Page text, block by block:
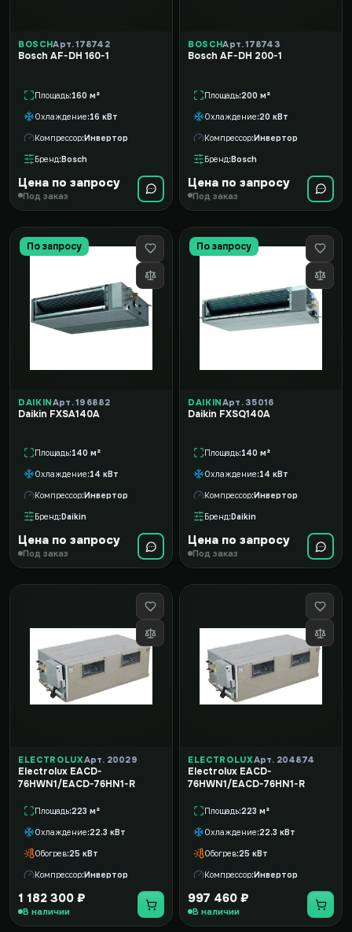
BOSCHАрт. 178742
Bosch AF-DH 160-1
Площадь 160 м²
Охлаждение 16 кВт
Компрессор Инвертор
Бренд Bosch
Цена по запросу
Под заказ
BOSCHАрт. 178743
Bosch AF-DH 200-1
Площадь 200 м²
Охлаждение 20 кВт
Компрессор Инвертор
Бренд Bosch
Цена по запросу
Под заказ
По запросу
DAIKINАрт. 196882
Daikin FXSA140A
Площадь 140 м²
Охлаждение 14 кВт
Компрессор Инвертор
Бренд Daikin
Цена по запросу
Под заказ
По запросу
DAIKINАрт. 35016
Daikin FXSQ140A
Площадь 140 м²
Охлаждение 14 кВт
Компрессор Инвертор
Бренд Daikin
Цена по запросу
Под заказ
ELECTROLUXАрт. 20029
Electrolux EACD-
76HWN1/EACD-76HN1-R
Площадь 223 м²
Охлаждение 22.3 кВт
Обогрев 25 кВт
Компрессор Инвертор
1 182 300 ₽
В наличии
ELECTROLUXАрт. 204874
Electrolux EACD-
76HWN1/EACD-76HN1-R
Площадь 223 м²
Охлаждение 22.3 кВт
Обогрев 25 кВт
Компрессор Инвертор
997 460 ₽
В наличии